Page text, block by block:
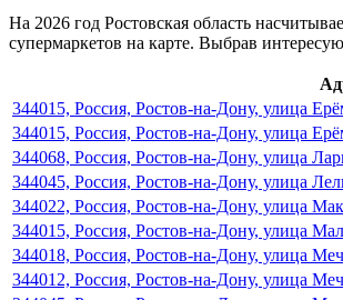
На 2026 год Ростовская область
супермаркетов на карте. Выбрав
344015, Россия, Ростов-на-Дону, улица
344015, Россия, Ростов-на-Дону, улица
344068, Россия, Ростов-на-Дону, улица
344045, Россия, Ростов-на-Дону, улица
344022, Россия, Ростов-на-Дону, улица
344015, Россия, Ростов-на-Дону, улица
344018, Россия, Ростов-на-Дону, улица
344012, Россия, Ростов-на-Дону, улица